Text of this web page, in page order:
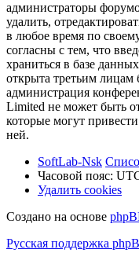
администраторы
удалить,
в любое время по
согласны с тем, что
храниться в базе
открыта третьим лицам
администрация
Limited не может быть
которые могут
ней.
SoftLab-Nsk
Часовой пояс:
Удалить cookies
Создано на основе
Русская поддержка